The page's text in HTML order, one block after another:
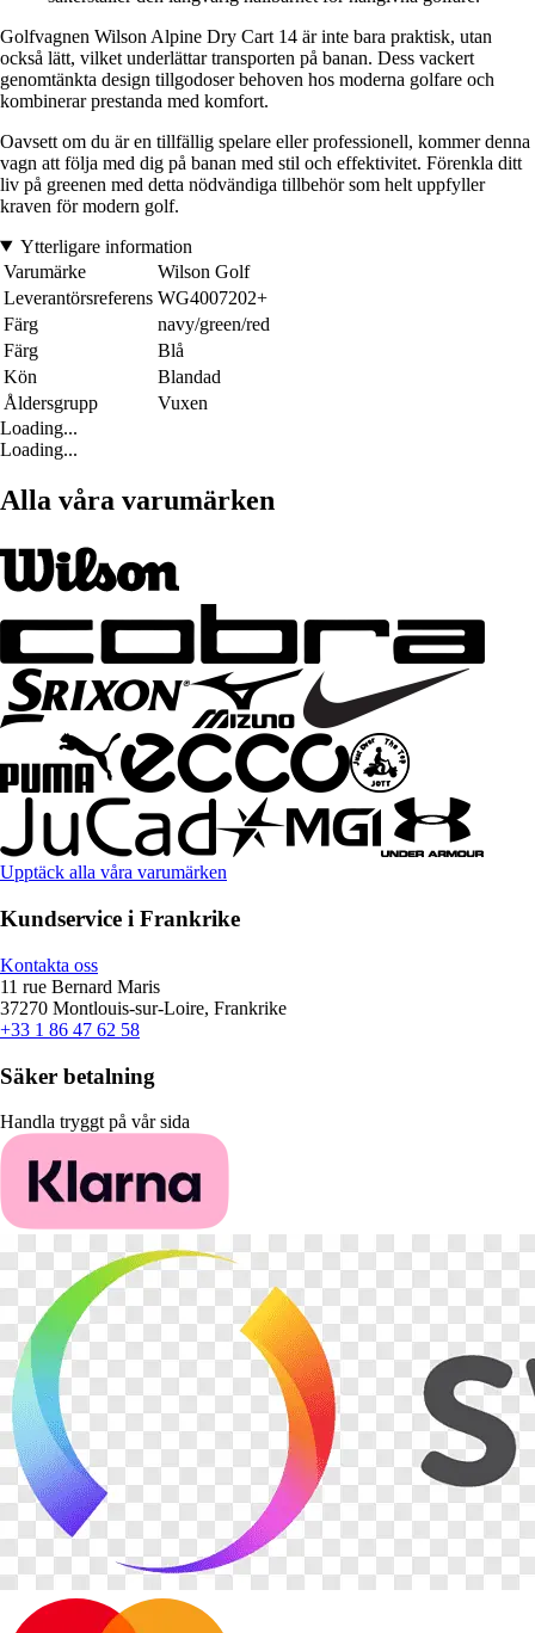
Golfvagnen Wilson Alpine Dry Cart 14 är inte bara praktisk, utan
också lätt, vilket underlättar transporten på banan. Dess vackert
genomtänkta design tillgodoser behoven hos moderna golfare och
kombinerar prestanda med komfort.
Oavsett om du är en tillfällig spelare eller professionell, kommer denna
vagn att följa med dig på banan med stil och effektivitet. Förenkla ditt
liv på greenen med detta nödvändiga tillbehör som helt uppfyller
kraven för modern golf.
Ytterligare information
Varumärke
Wilson Golf
Leverantörsreferens WG4007202+
Färg
navy/green/red
Färg
Blå
Kön
Blandad
Åldersgrupp
Vuxen
Loading...
Loading...
Alla våra varumärken
Upptäck alla våra varumärken
Kundservice i Frankrike
Kontakta oss
11 rue Bernard Maris
37270 Montlouis-sur-Loire, Frankrike
+33 1 86 47 62 58
Säker betalning
Handla tryggt på vår sida